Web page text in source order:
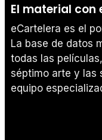
El material con
eCartelera es el
La base de datos
todas las
séptimo arte y las
equipo